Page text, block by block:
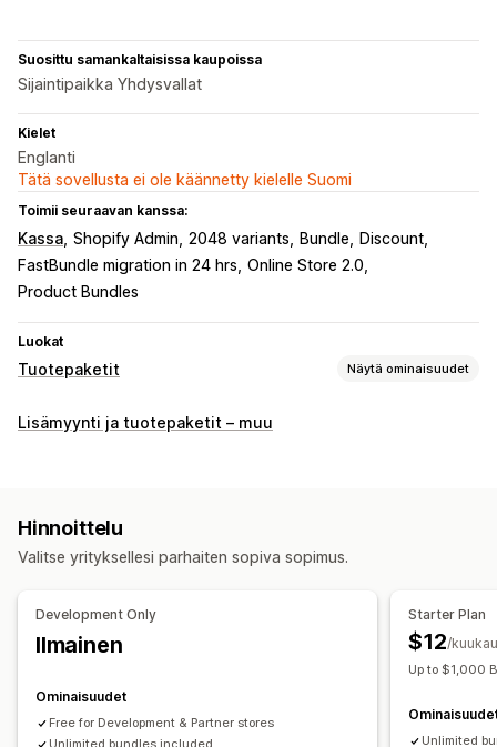
Suosittu samankaltaisissa kaupoissa
Sijaintipaikka Yhdysvallat
Kielet
Englanti
Tätä sovellusta ei ole käännetty kielelle Suomi
Toimii seuraavan kanssa:
Kassa Shopify Admin 2048 variants Bundle
Discount
FastBundle migration in 24 hrs Online Store 2.0
Product Bundles
Luokat
Tuotepaketit Näytä ominaisuudet
Tuotepakettityypit
Mysteerilaatikot
Lisämyyntipaketit
Ristiinmyyntipaketit
Digitaaliset tuotteet
Mukautetut tuotepaketit
Hinnoitteluvaihtoehdot
Kiinteä hinnoittelu Porrastettu hinnoittelu
Lisämyynti ja tuotepaketit – muu
Hinnoittelu
Valitse yrityksellesi parhaiten sopiva sopimus.
Development Only
Ilmainen
Ominaisuudet
Free for Development & Partner stores
Starter Plan
$12/
Up to $1,000
Unlimited